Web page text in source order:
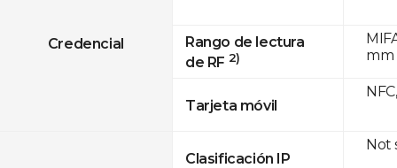
Credencial
Rango de lectura
de RF 2)
Tarjeta móvil
Clasificación IP
mm
Not